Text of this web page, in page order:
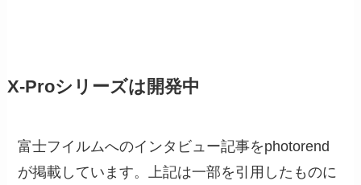
X-Proシリーズは開発中
富士フイルムへのインタビュー記事をphotorend
が掲載しています。上記は一部を引用したものに